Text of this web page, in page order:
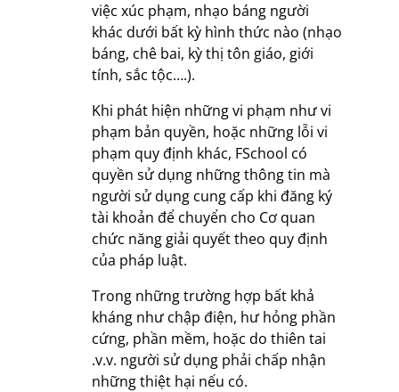
việc xúc phạm, nhạo báng người
khác dưới bất kỳ hình thức nào (nhạo
báng, chê bai, kỳ thị tôn giáo, giới
tính, sắc tộc….).
Khi phát hiện những vi phạm như vi
phạm bản quyền, hoặc những lỗi vi
phạm quy định khác, FSchool có
quyền sử dụng những thông tin mà
người sử dụng cung cấp khi đăng ký
tài khoản để chuyển cho Cơ quan
chức năng giải quyết theo quy định
của pháp luật.
Trong những trường hợp bất khả
kháng như chập điện, hư hỏng phần
cứng, phần mềm, hoặc do thiên tai
.v.v. người sử dụng phải chấp nhận
những thiệt hại nếu có.